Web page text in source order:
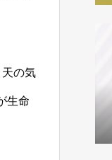
の気
生命
る食べ物の見つ